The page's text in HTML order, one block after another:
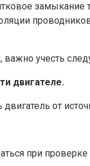
важно учесть
двигателе.
от
при